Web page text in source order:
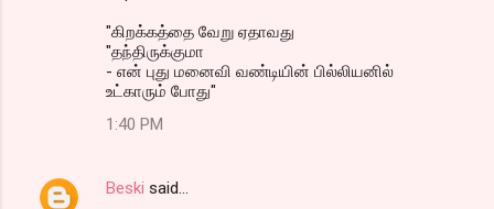
"கிறக்கத்தை வேறு ஏதாவது
"தந்திருக்குமா
- என் புது மனைவி வண்டியின் பில்லியனில்
உட்காரும் போது"
1:40 PM
Beski said…